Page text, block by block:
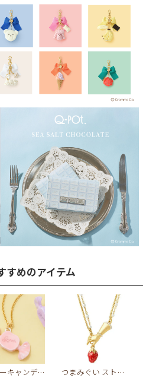
すめのアイテム
ミルキーキャンディー ネックレス(オレンジ) つまみぐい ストロベリー パールネックレス